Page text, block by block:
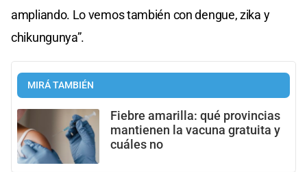
ampliando. Lo vemos también con dengue, zika y
chikungunya”.
MIRÁ TAMBIÉN
Fiebre amarilla: qué provincias
mantienen la vacuna gratuita y
cuáles no